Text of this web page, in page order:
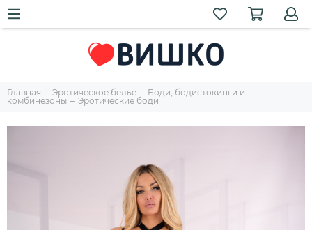
Главная Эротическое белье
Боди, бодистокинги и
комбинезоны
Эротические боди